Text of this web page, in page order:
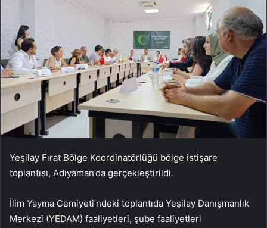
Yeşilay Fırat Bölge Koordinatörlüğü bölge istişare
toplantısı, Adıyaman’da gerçekleştirildi.
İlim Yayma Cemiyeti’ndeki toplantıda Yeşilay Danışmanlık
Merkezi (YEDAM) faaliyetleri, şube faaliyetleri